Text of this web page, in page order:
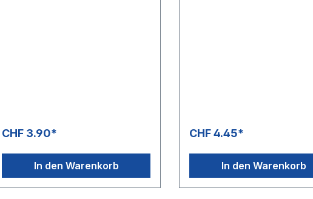
CHF 3.90*
In den Warenkorb
CHF 4.45*
In den Warenkorb